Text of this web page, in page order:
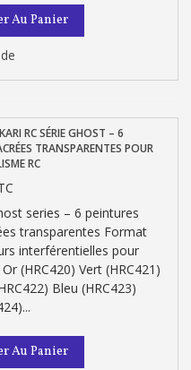
à chaque commande
14 jours
commande
parrainage
: 5€ de réduction
Au Panier
RC SÉRIE GHOST – 6
TRANSPARENTES POUR
RC
series – 6 peintures
transparentes Format
interférentielles pour
(HRC420) Vert (HRC421)
Bleu (HRC423)
Au Panier